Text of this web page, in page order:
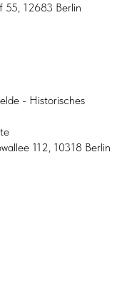
55, 12683 Berlin
- Historisches
112, 10318 Berlin